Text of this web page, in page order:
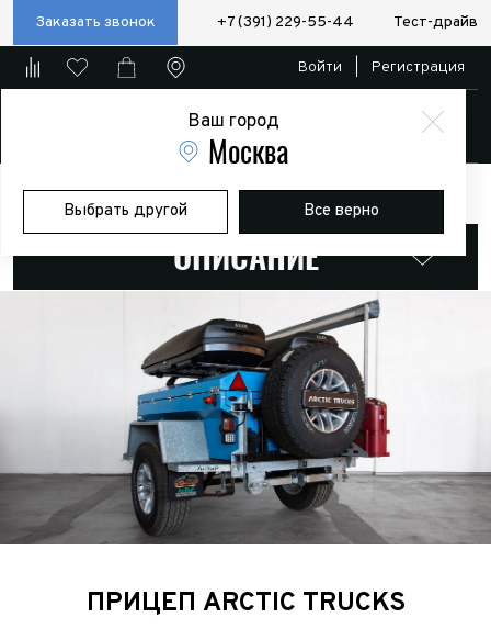
Заказать звонок +7 (391) 229-55-44 Тест-драйв
Ваш город
Москва
Выбрать другой Все верно
Войти Регистрация
Главная Модели Прицеп Arctic Trucks
ОПИСАНИЕ
ПРИЦЕП ARCTIC TRUCKS